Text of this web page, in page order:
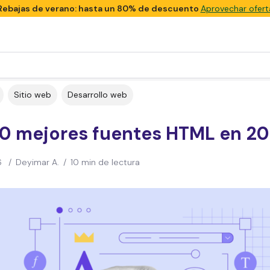
de verano: hasta un 80% de descuento Aprovechar
Sitio web Desarrollo web
mejores fuentes HTML en
/ Deyimar A. / 10 min de lectura